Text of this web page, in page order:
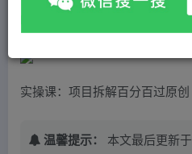
实操课：项目拆解百分百过原创
温馨提示： 本文最后更新于